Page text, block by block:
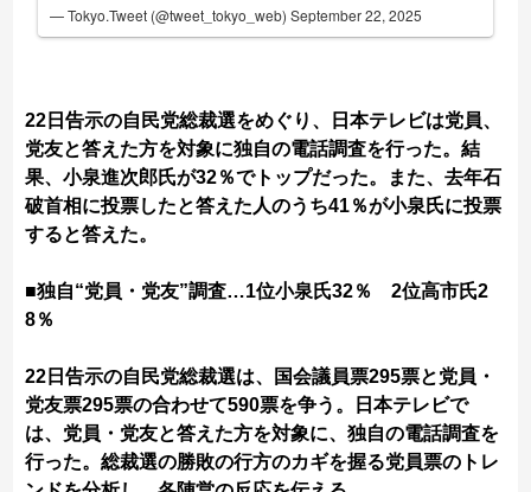
— Tokyo.Tweet (@tweet_tokyo_web)September 22, 2025
22日告示の自民党総裁選をめぐり、日本テレビは党員、
党友と答えた方を対象に独自の電話調査を行った。結
果、小泉進次郎氏が32％でトップだった。また、去年石
破首相に投票したと答えた人のうち41％が小泉氏に投票
すると答えた。
■独自“党員・党友”調査…1位小泉氏32％ 2位高市氏2
8％
22日告示の自民党総裁選は、国会議員票295票と党員・
党友票295票の合わせて590票を争う。日本テレビで
は、党員・党友と答えた方を対象に、独自の電話調査を
行った。総裁選の勝敗の行方のカギを握る党員票のトレ